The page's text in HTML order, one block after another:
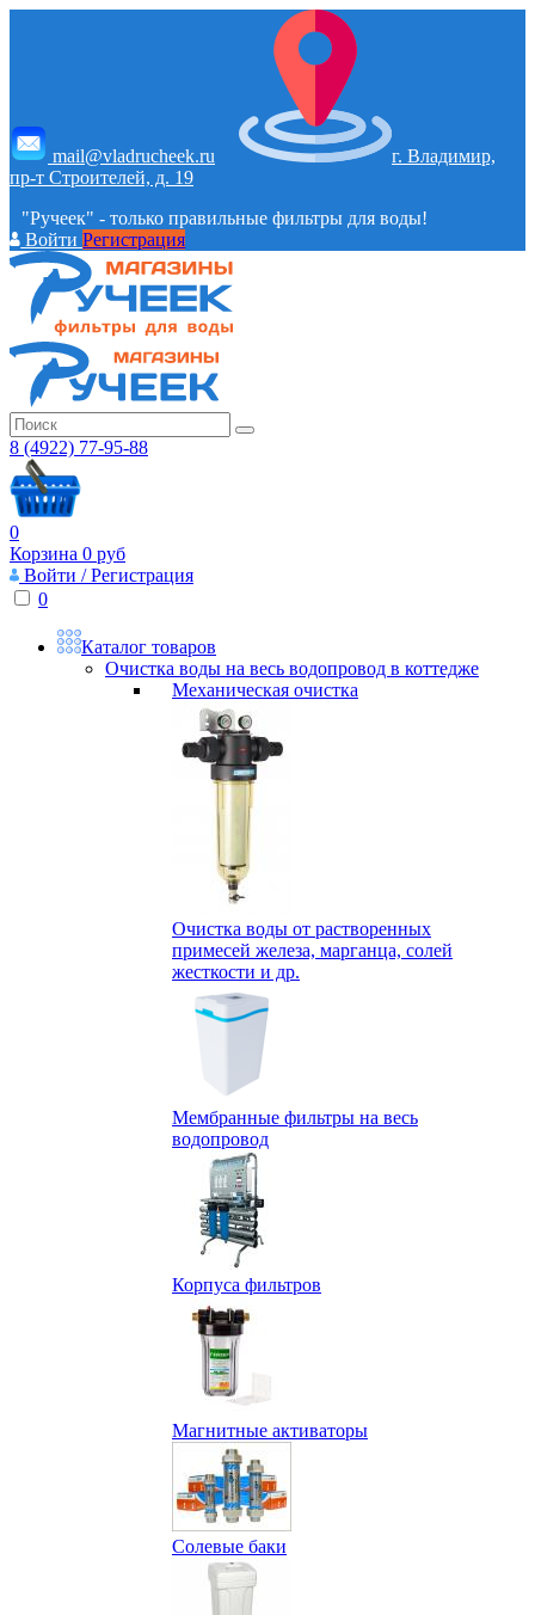
mail@vladrucheek.ru
г. Владимир,
пр-т Строителей, д. 19
"Ручеек" - только правильные фильтры для воды!
ВойтиРегистрация
8 (4922) 77-95-88
0
Корзина 0 руб
Войти / Регистрация
0
Каталог товаров
Очистка воды на весь водопровод в коттедже
Механическая очистка
Очистка воды от растворенных
примесей железа, марганца, солей
жесткости и др.
Мембранные фильтры на весь
водопровод
Корпуса фильтров
Магнитные активаторы
Солевые баки